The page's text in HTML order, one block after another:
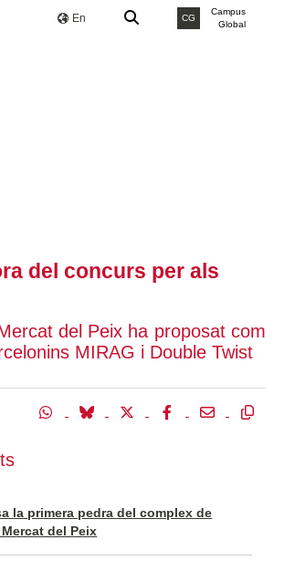
En CG
Campus
Global
del concurs per als
del Peix ha proposat com
MIRAG i Double Twist
la primera pedra del complex de
del Peix